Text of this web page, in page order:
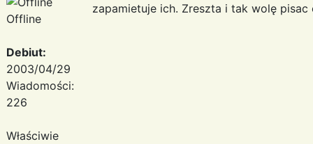
Offline
Debiut:
2003/04/29
Wiadomości:
226
Właściwie
zapamietuje ich. Zreszta i tak wolę